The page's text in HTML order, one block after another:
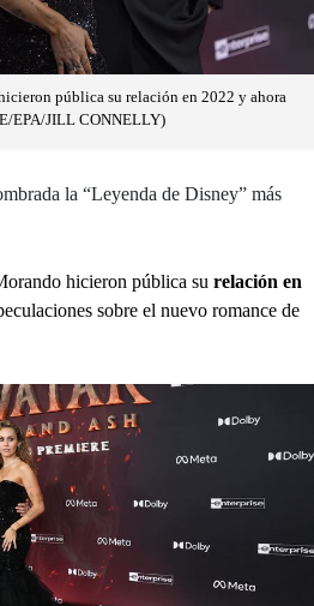
pública su relación en 2022 y ahora
EPA/JILL CONNELLY)
la “Leyenda de Disney” más
hicieron pública su relación en
sobre el nuevo romance de